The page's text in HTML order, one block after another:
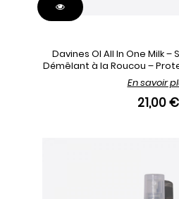
Davines OI All In One Milk
Démêlant à la Roucou –
En savoir
21,00 €